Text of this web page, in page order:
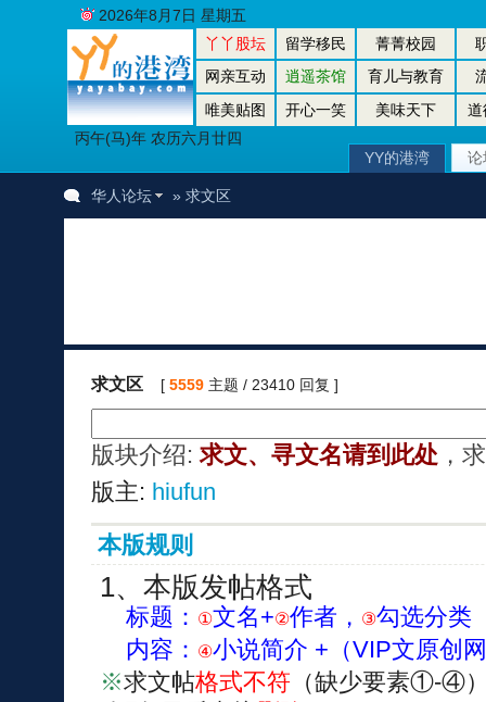
丫丫股坛 留学移民 菁菁校园
网亲互动
逍遥茶馆 育儿与教育
唯美贴图
开心一笑 美味天下
道
丙午(马)年 农历六月廿四
2026年8月7日 星期五
YY的港湾 论
华人论坛 » 求文区
求文区 [ 5559主题 / 23410 回复 ]
版块介绍:求文、寻文名请到此处，
版主: hiufun
本版规则
1、本版发帖格式
标题： ①文名+②作者， ③勾选分类
内容： ④小说简介 +（VIP文原创
※求文帖格式不符 （缺少要素①-④